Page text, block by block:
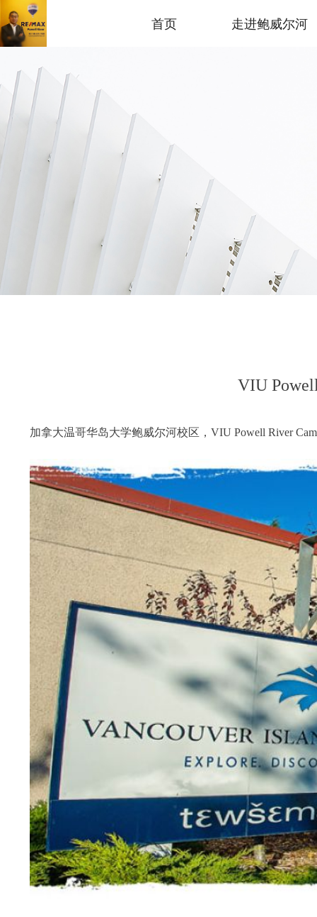
首页 走进鲍威尔河
VIU
加拿大温哥华岛大学鲍威尔河校区，VIU Powell River